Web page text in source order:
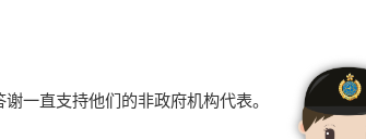
一直支持他们的非政府机构代表。